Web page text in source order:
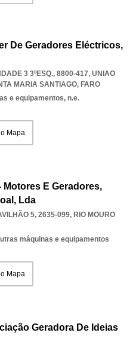
De Geradores Eléctricos,
3 3ºESQ., 8800-417, UNIAO
MARIA SANTIAGO, FARO
e equipamentos, n.e.
Mapa
Motores E Geradores,
Lda
5, 2635-099, RIO MOURO
máquinas e equipamentos
Mapa
Geradora De Ideias